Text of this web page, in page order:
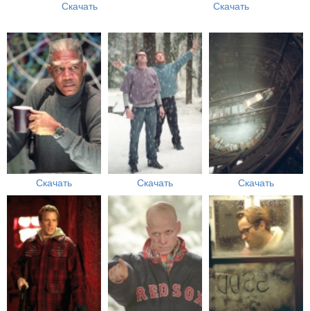
Скачать Скачать
Скачать Скачать Скачать